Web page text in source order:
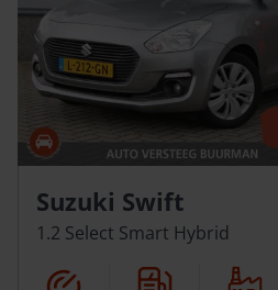
Suzuki Swift
1.2 Select Smart Hybrid